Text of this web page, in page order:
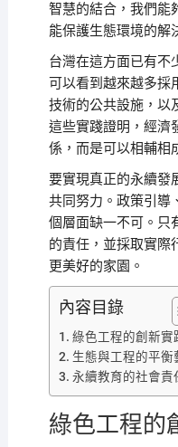
智慧的結合，我們能
能保護生態環境的解
台灣在這方面已有不
可以看到越來越多採
技術的公共設施，以
這些實踐證明，經濟
係，而是可以相輔相
要實現真正的永續發
共同努力。政策引導
個層面缺一不可。只
的責任，並採取實際
更美好的家園。
內容目錄
綠色工程的創新實
生態與工程的平衡
永續教育的社會責
綠色工程的